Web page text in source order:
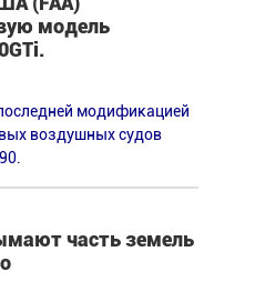
модель
модификацией
воздушных судов
часть земель